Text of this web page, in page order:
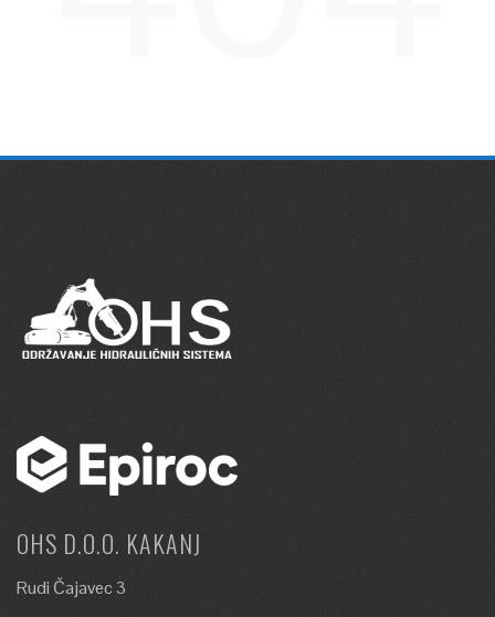
OHS D.O.O. KAKANJ
Rudi Čajavec 3